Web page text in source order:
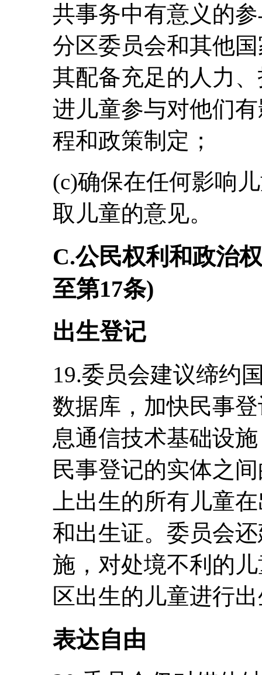
共事务中有意义的
分区委员会和其他
其配备充足的人力
进儿童参与对他们
程和政策制定；
(c)确保在任何影响
取儿童的意见。
C.公民权利和政治
至第17条)
出生登记
19.委员会建议缔约
数据库，加快民事
息通信技术基础设
民事登记的实体之
上出生的所有儿童
和出生证。委员会
施，对处境不利的
区出生的儿童进行
表达自由